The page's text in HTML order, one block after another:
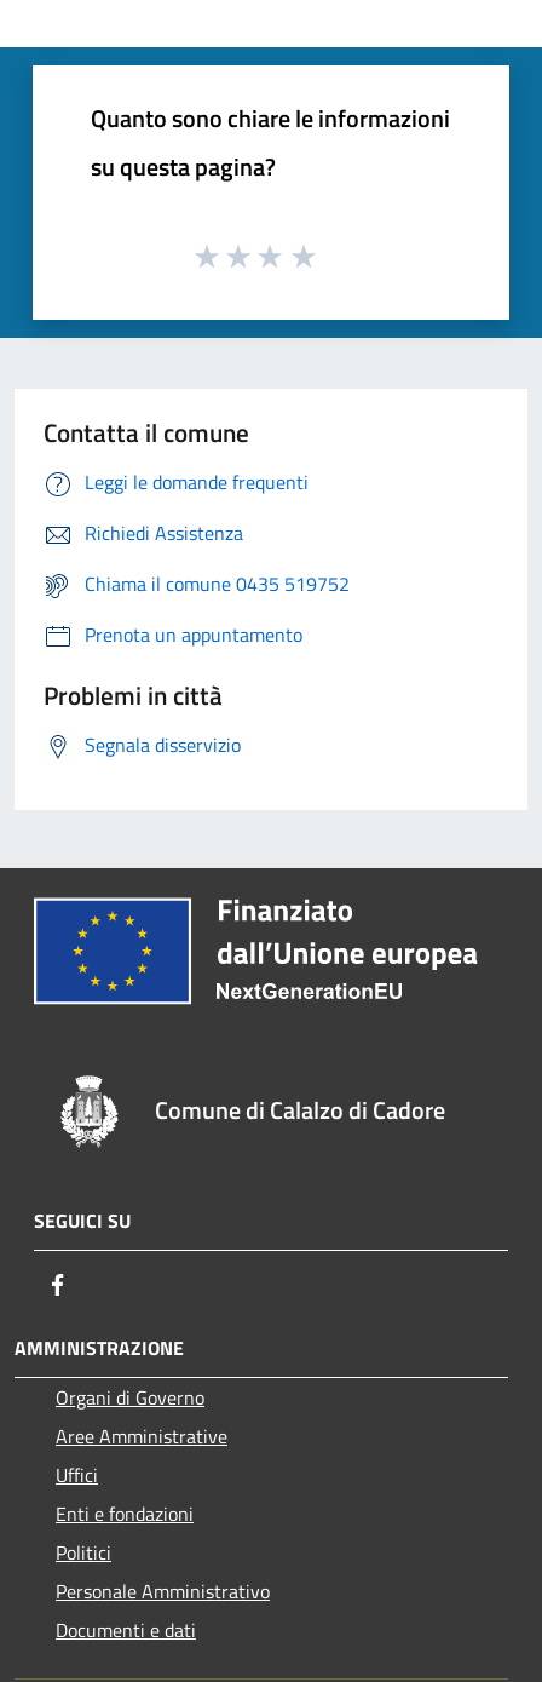
Quanto sono chiare le informazioni
su questa pagina?
Contatta il comune
Leggi le domande frequenti
Richiedi Assistenza
Chiama il comune 0435 519752
Prenota un appuntamento
Problemi in città
Segnala disservizio
Comune di Calalzo di Cadore
SEGUICI SU
AMMINISTRAZIONE
Organi di Governo
Aree Amministrative
Uffici
Enti e fondazioni
Politici
Personale Amministrativo
Documenti e dati